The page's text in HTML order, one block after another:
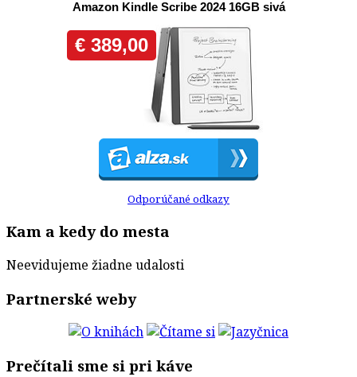
Odporúčané odkazy
Kam a kedy do mesta
Neevidujeme žiadne udalosti
Partnerské weby
Prečítali sme si pri káve